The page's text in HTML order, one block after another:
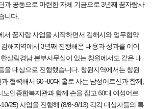
과 공동으로 마련한 자체 기금으로 3년째 꿈자람사
니다.
서 꿈자람 사업을 시작하면서 김해시와 업무협약
해지역에서 3년째 진행해온 내용과 성과를 이어
살림경남 본부사무실이 있는 창원에서도 같은 내
을 대상으로 진행했습니다. 창원지역에서는 창원
협력해서 60~80대 홀로 사는 남성어르신과 함께,
노인종합복지관과 함께 손을 잡고 60대 여성어르
25) 사업을 진행해 (8/8~9/13) 각각 대상자들의 특